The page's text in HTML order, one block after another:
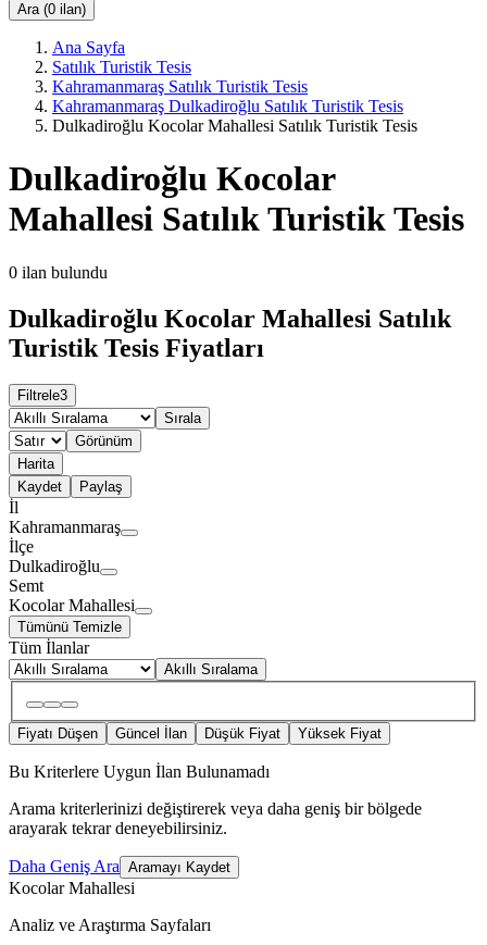
Ara (0 ilan)
Ana Sayfa
Satılık Turistik Tesis
Kahramanmaraş Satılık Turistik Tesis
Kahramanmaraş Dulkadiroğlu Satılık Turistik Tesis
Dulkadiroğlu Kocolar Mahallesi Satılık Turistik Tesis
Dulkadiroğlu Kocolar
Mahallesi Satılık Turistik Tesis
0 ilan bulundu
Dulkadiroğlu Kocolar Mahallesi Satılık
Turistik Tesis Fiyatları
Filtrele3
Sırala
Görünüm
Harita
Kaydet
Paylaş
İl
Kahramanmaraş
İlçe
Dulkadiroğlu
Semt
Kocolar Mahallesi
Tümünü Temizle
Tüm İlanlar
Akıllı Sıralama
Fiyatı Düşen Güncel İlan Düşük Fiyat Yüksek Fiyat
Bu Kriterlere Uygun İlan Bulunamadı
Arama kriterlerinizi değiştirerek veya daha geniş bir bölgede
arayarak tekrar deneyebilirsiniz.
Daha Geniş Ara Aramayı Kaydet
Kocolar Mahallesi
Analiz ve Araştırma Sayfaları